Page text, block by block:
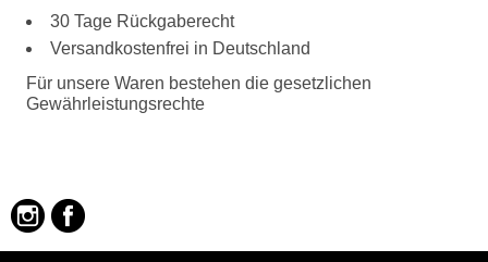
30 Tage Rückgaberecht
Versandkostenfrei in Deutschland
Für unsere Waren bestehen die gesetzlichen
Gewährleistungsrechte